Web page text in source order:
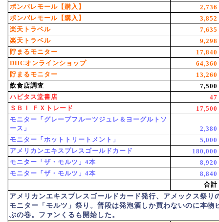
ポンパレモール【購入】
2,736
ポンパレモール【購入】
3,852
楽天トラベル
7,635
楽天トラベル
9,298
貯まるモニター
17,840
DHCオンラインショップ
64,360
貯まるモニター
13,260
飲食店調査
7,500
ハピタス堂書店
47
ＳＢＩ ＦＸトレード
17,500
モニター「グレープフルーツジュレ＆ヨーグルトソ
ース」
2,380
モニター「ホットトリートメント」
5,000
アメリカンエキスプレスゴールドカード
180,000
モニター「ザ・モルツ」4本
8,920
モニター「ザ・モルツ」4本
8,840
合計
アメリカンエキスプレスゴールドカード発行、アメックス祭り
モニター「モルツ」祭り。普段は発泡酒しか買わないのに本物
ぶの巻。ファンくるも開始した。